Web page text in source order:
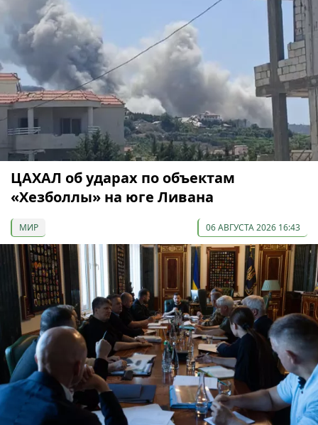
ЦАХАЛ об ударах по объектам
«Хезболлы» на юге Ливана
МИР 06 АВГУСТА 2026 16:43